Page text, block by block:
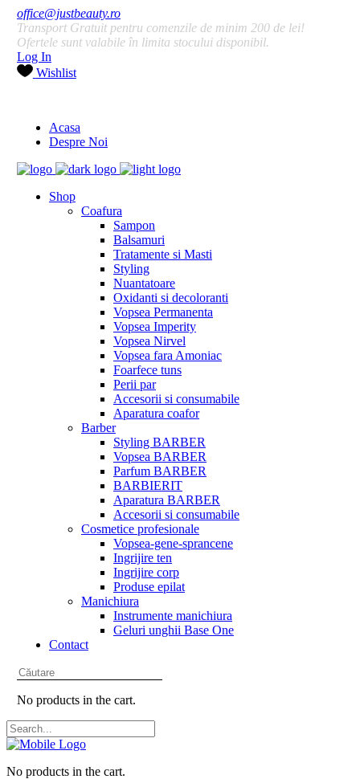
office@justbeauty.ro
Transport Gratuit pentru comenzile de minim 200 de lei!
Ofertele sunt valabile în limita stocului disponibil.
Log In
Wishlist
Acasa
Despre Noi
Shop
Coafura
Sampon
Balsamuri
Tratamente si Masti
Styling
Nuantatoare
Oxidanti si decoloranti
Vopsea Permanenta
Vopsea Imperity
Vopsea Nirvel
Vopsea fara Amoniac
Foarfece tuns
Perii par
Accesorii si consumabile
Aparatura coafor
Barber
Styling BARBER
Vopsea BARBER
Parfum BARBER
BARBIERIT
Aparatura BARBER
Accesorii si consumabile
Cosmetice profesionale
Vopsea-gene-sprancene
Ingrijire ten
Ingrijire corp
Produse epilat
Manichiura
Instrumente manichiura
Geluri unghii Base One
Contact
No products in the cart.
No products in the cart.